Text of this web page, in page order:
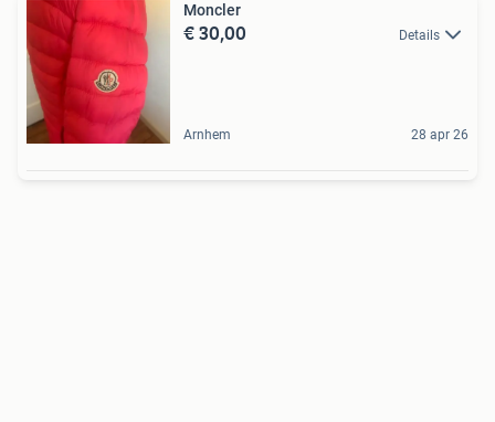
Moncler
€ 30,00 Details
Arnhem 28 apr 26